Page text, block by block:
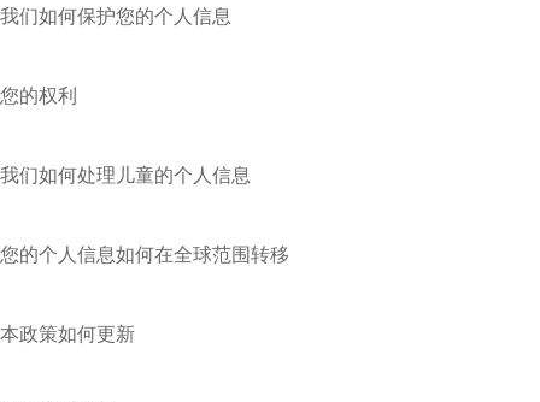
我们如何保护您的个人信息
您的权利
我们如何处理儿童的个人信息
您的个人信息如何在全球范围转移
本政策如何更新